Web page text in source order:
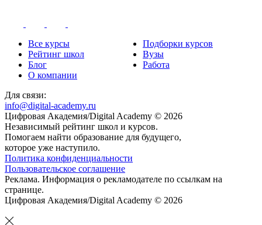
Все курсы
Подборки курсов
Рейтинг школ
Вузы
Блог
Работа
О компании
Для связи:
info@digital-academy.ru
Цифровая Академия/Digital Academy © 2026
Независимый рейтинг школ и курсов.
Помогаем найти образование для будущего,
которое уже наступило.
Политика конфиденциальности
Пользовательское соглашение
Реклама. Информация о рекламодателе по ссылкам на
странице.
Цифровая Академия/Digital Academy © 2026